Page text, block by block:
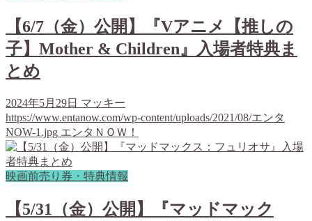
【6/7（金）公開】『Vアニメ【推しの
子】Mother & Children』入場者特典ま
とめ
2024年5月29日 マッキー
https://www.entanow.com/wp-content/uploads/2021/08/エンタ
NOW-1.jpg エンタＮＯＷ！
映画前売り券・特典情報
【5/31（金）公開】『マッドマック